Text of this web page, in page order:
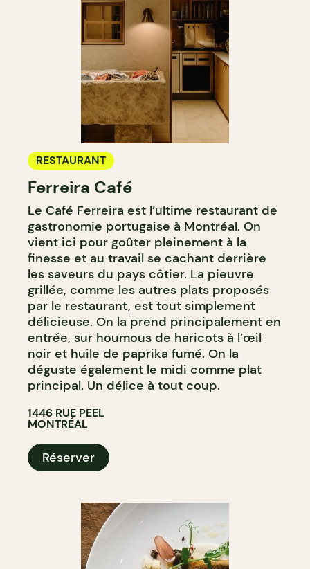
RESTAURANT
Ferreira Café
Le Café Ferreira est l’ultime restaurant de
gastronomie portugaise à Montréal. On
vient ici pour goûter pleinement à la
finesse et au travail se cachant derrière
les saveurs du pays côtier. La pieuvre
grillée, comme les autres plats proposés
par le restaurant, est tout simplement
délicieuse. On la prend principalement en
entrée, sur houmous de haricots à l’œil
noir et huile de paprika fumé. On la
déguste également le midi comme plat
principal. Un délice à tout coup.
1446 RUE PEEL
MONTRÉAL
Réserver